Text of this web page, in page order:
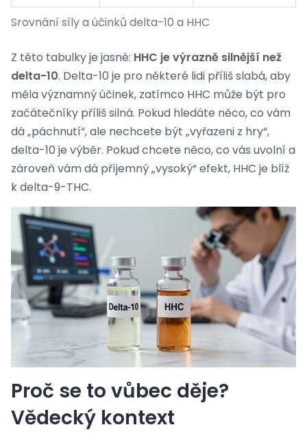
Srovnání síly a účinků delta-10 a HHC
Z této tabulky je jasné: HHC je výrazně silnější než
delta-10. Delta-10 je pro některé lidi příliš slabá, aby
měla významný účinek, zatímco HHC může být pro
začátečníky příliš silná. Pokud hledáte něco, co vám
dá „páchnutí“, ale nechcete být „vyřazeni z hry“,
delta-10 je výběr. Pokud chcete něco, co vás uvolní a
zároveň vám dá příjemný „vysoký“ efekt, HHC je blíž
k delta-9-THC.
Proč se to vůbec děje?
Vědecký kontext